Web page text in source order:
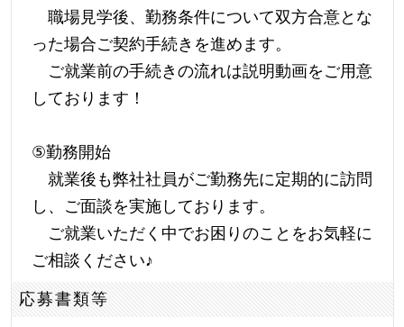
職場見学後、勤務条件について双方合意とな
った場合ご契約手続きを進めます。
ご就業前の手続きの流れは説明動画をご用意
しております！
⑤勤務開始
就業後も弊社社員がご勤務先に定期的に訪問
し、ご面談を実施しております。
ご就業いただく中でお困りのことをお気軽に
ご相談ください♪
応募書類等